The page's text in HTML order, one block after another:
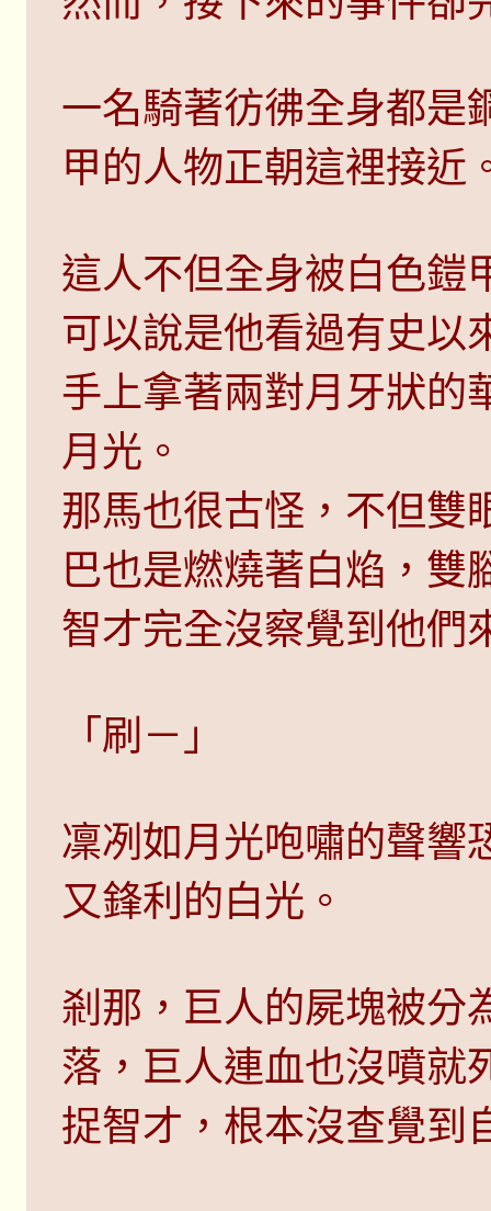
一名騎著彷彿全身都是
甲的人物正朝這裡接近
這人不但全身被白色鎧
可以說是他看過有史以
手上拿著兩對月牙狀的
月光。
那馬也很古怪，不但雙
巴也是燃燒著白焰，雙
智才完全沒察覺到他們
「刷－」
凜冽如月光咆嘯的聲響
又鋒利的白光。
剎那，巨人的屍塊被分
落，巨人連血也沒噴就
捉智才，根本沒查覺到